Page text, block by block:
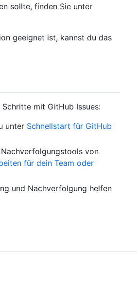
sollte, finden Sie unter
geeignet ist, kannst du das
mit GitHub Issues:
unter Schnellstart für GitHub
von
für dein Team oder
und Nachverfolgung helfen